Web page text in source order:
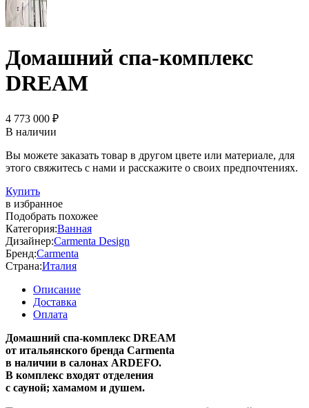
Домашний спа-комплекс
DREAM
4 773 000 ₽
В наличии
Вы можете заказать товар в другом цвете или материале, для
этого свяжитесь с нами и расскажите о своих предпочтениях.
Купить
в избранное
Подобрать похожее
Категория:Ванная
Дизайнер:Carmenta Design
Бренд:Carmenta
Страна:Италия
Описание
Доставка
Оплата
Домашний спа-комплекс DREAM
от итальянского бренда Carmenta
в наличии в салонах ARDEFO.
В комплекс входят отделения
с сауной; хамамом и душем.